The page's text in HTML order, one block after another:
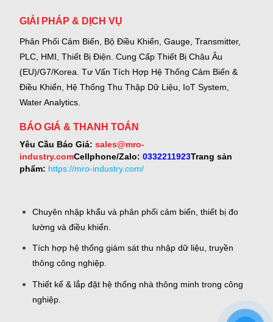
GIẢI PHÁP & DỊCH VỤ
Phân Phối Cảm Biến, Bộ Điều Khiển, Gauge, Transmitter,
PLC, HMI, Thiết Bị Điện. Cung Cấp Thiết Bị Châu Âu
(EU)/G7/Korea. Tư Vấn Tích Hợp Hệ Thống Cảm Biến &
Điều Khiển, Hệ Thống Thu Thập Dữ Liệu, IoT System,
Water Analytics.
BÁO GIÁ & THANH TOÁN
Yêu Cầu Báo Giá: sales@mro-
industry.comCellphone/Zalo: 0332211923Trang sản
phẩm: https://mro-industry.com/
Chuyên nhập khẩu và phân phối cảm biến, thiết bị đo
lường và điều khiển.
Tích hợp hệ thống giám sát thu nhập dữ liệu, truyền
thông công nghiệp.
Thiết kế & lắp đặt hệ thống nhà thông minh trong công
nghiệp.